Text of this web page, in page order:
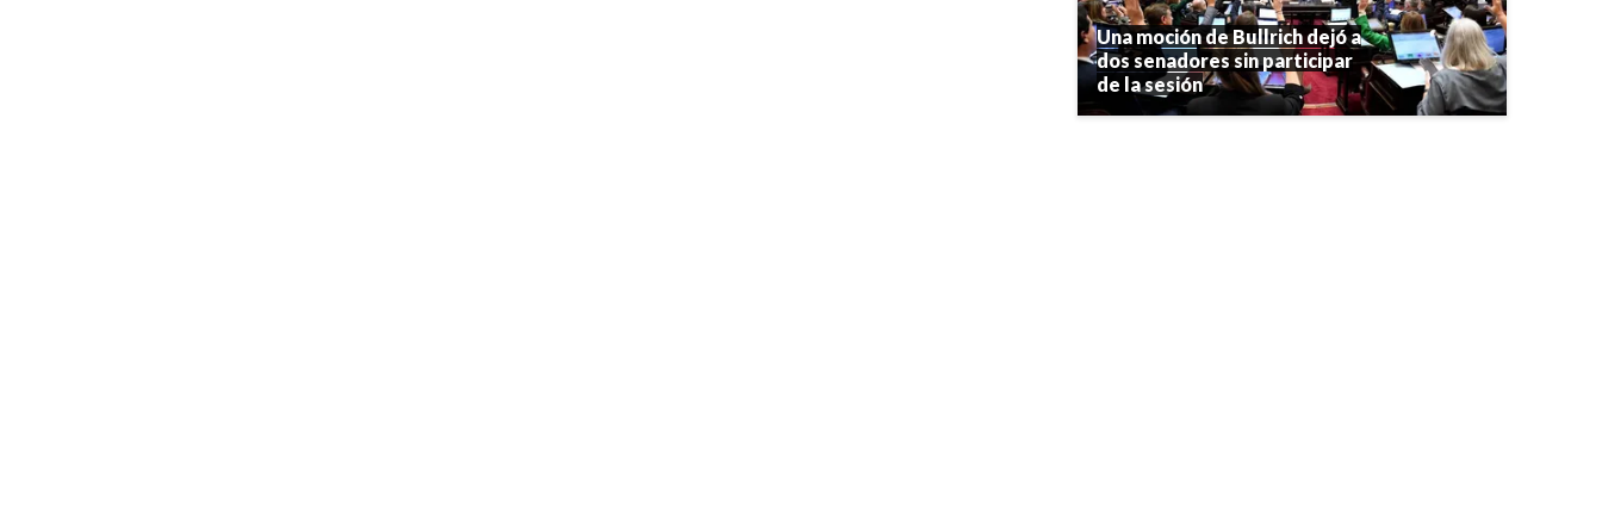
Una moción de Bullrich dejó a
dos senadores sin participar
de la sesión